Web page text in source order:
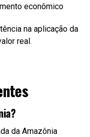
econômico
na aplicação da
real.
da Amazônia